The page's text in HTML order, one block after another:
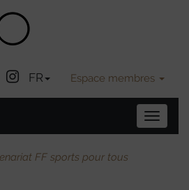
Facebook
Instatgram
FR Espace membres
la
FF sports pour tous